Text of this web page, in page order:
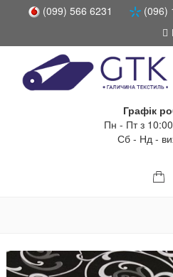
(099) 566 6231
(096)
Графік
Пн - Пт з
Сб - Нд -